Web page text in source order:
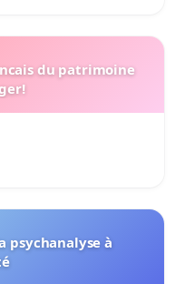
du patrimoine
psychanalyse à